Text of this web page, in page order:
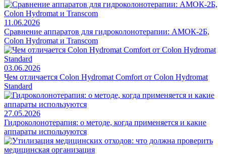
11.06.2026
Сравнение аппаратов для гидроколонотерапии: АМОК-2Б,
Colon Hydromat и Transcom
03.06.2026
Чем отличается Colon Hydromat Comfort от Colon Hydromat
Standard
27.05.2026
Гидроколонотерапия: о методе, когда применяется и какие
аппараты используются